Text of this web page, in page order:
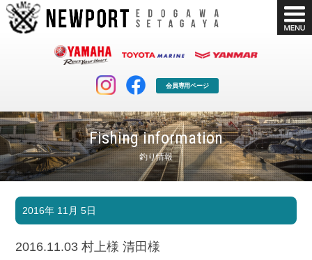
会員専用ページ
Fishing information
釣り情報
マリンクラブ
マリンライフを堪能したい！
ボート販売
ボート免許
長年の実績と信頼！
2016年 11月 5日
2016.11.03 村上様 清田様